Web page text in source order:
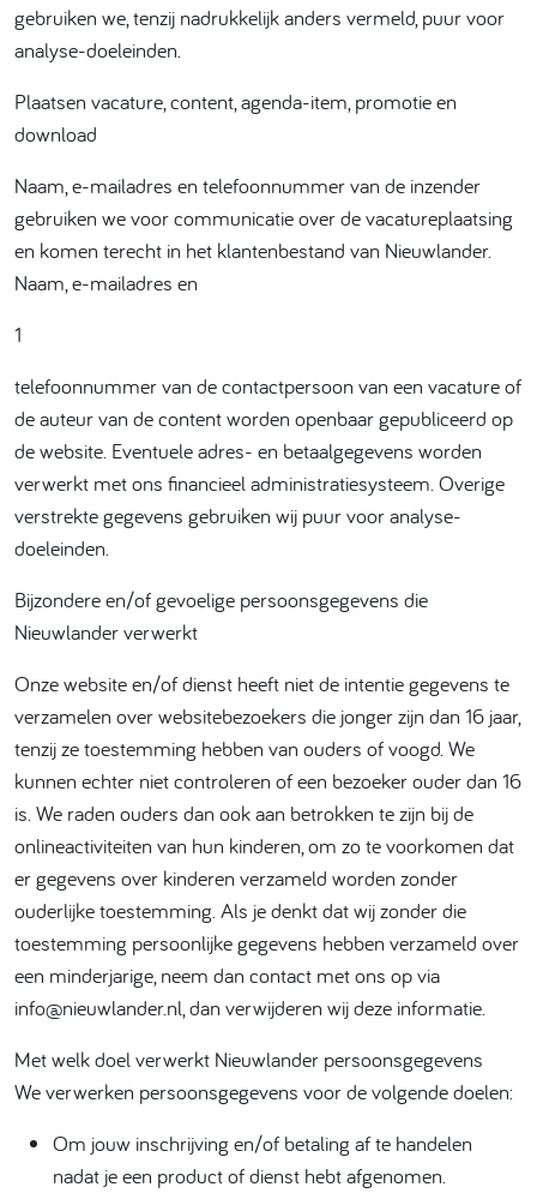
gebruiken we, tenzij nadrukkelijk anders vermeld, puur voor
analyse-doeleinden.
Plaatsen vacature, content, agenda-item, promotie en
download
Naam, e-mailadres en telefoonnummer van de inzender
gebruiken we voor communicatie over de vacatureplaatsing
en komen terecht in het klantenbestand van Nieuwlander.
Naam, e-mailadres en
1
telefoonnummer van de contactpersoon van een vacature of
de auteur van de content worden openbaar gepubliceerd op
de website. Eventuele adres- en betaalgegevens worden
verwerkt met ons financieel administratiesysteem. Overige
verstrekte gegevens gebruiken wij puur voor analyse-
doeleinden.
Bijzondere en/of gevoelige persoonsgegevens die
Nieuwlander verwerkt
Onze website en/of dienst heeft niet de intentie gegevens te
verzamelen over websitebezoekers die jonger zijn dan 16 jaar,
tenzij ze toestemming hebben van ouders of voogd. We
kunnen echter niet controleren of een bezoeker ouder dan 16
is. We raden ouders dan ook aan betrokken te zijn bij de
onlineactiviteiten van hun kinderen, om zo te voorkomen dat
er gegevens over kinderen verzameld worden zonder
ouderlijke toestemming. Als je denkt dat wij zonder die
toestemming persoonlijke gegevens hebben verzameld over
een minderjarige, neem dan contact met ons op via
info@nieuwlander.nl, dan verwijderen wij deze informatie.
Met welk doel verwerkt Nieuwlander persoonsgegevens
We verwerken persoonsgegevens voor de volgende doelen:
Om jouw inschrijving en/of betaling af te handelen
nadat je een product of dienst hebt afgenomen.